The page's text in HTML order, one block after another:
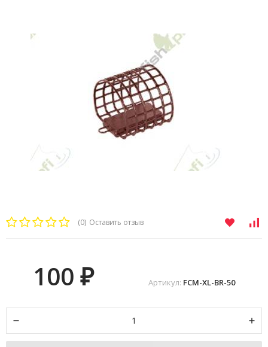
(0) Оставить отзыв
Артикул: FCM-XL-BR-50
100 ₽